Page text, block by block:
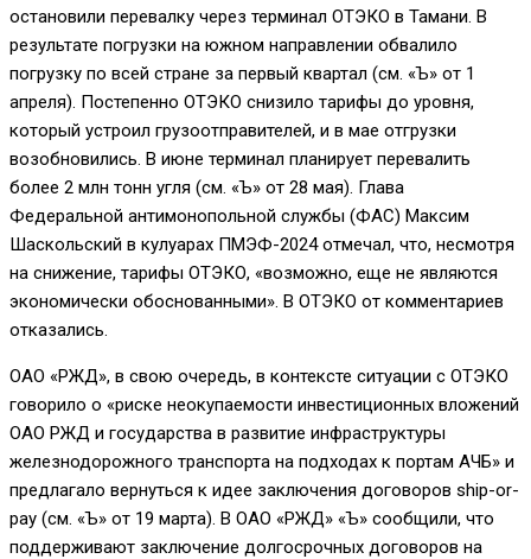
остановили перевалку через терминал ОТЭКО в Тамани. В
результате погрузки на южном направлении обвалило
погрузку по всей стране за первый квартал (см. «Ъ» от 1
апреля). Постепенно ОТЭКО снизило тарифы до уровня,
который устроил грузоотправителей, и в мае отгрузки
возобновились. В июне терминал планирует перевалить
более 2 млн тонн угля (см. «Ъ» от 28 мая). Глава
Федеральной антимонопольной службы (ФАС) Максим
Шаскольский в кулуарах ПМЭФ-2024 отмечал, что, несмотря
на снижение, тарифы ОТЭКО, «возможно, еще не являются
экономически обоснованными». В ОТЭКО от комментариев
отказались.
ОАО «РЖД», в свою очередь, в контексте ситуации с ОТЭКО
говорило о «риске неокупаемости инвестиционных вложений
ОАО РЖД и государства в развитие инфраструктуры
железнодорожного транспорта на подходах к портам АЧБ» и
предлагало вернуться к идее заключения договоров ship-or-
pay (см. «Ъ» от 19 марта). В ОАО «РЖД» «Ъ» сообщили, что
поддерживают заключение долгосрочных договоров на